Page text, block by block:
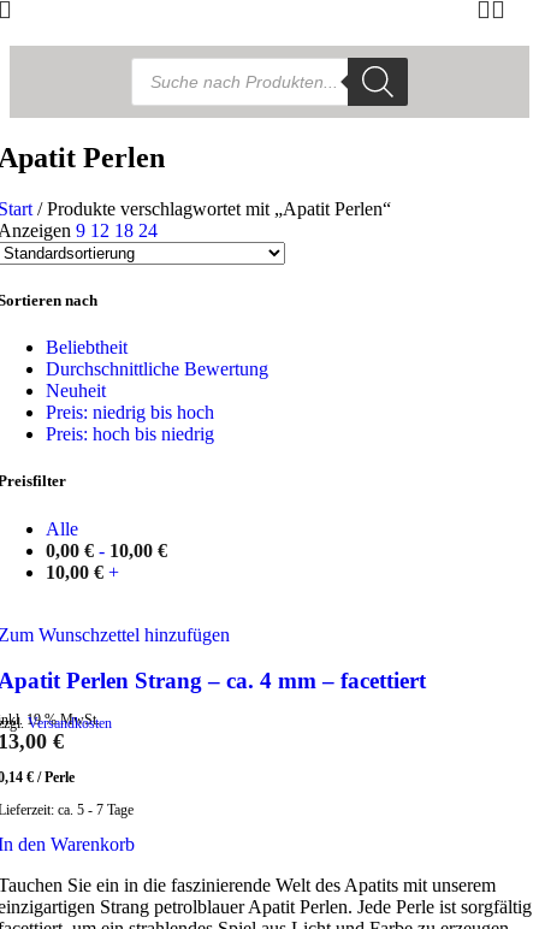
Products
search
Perlen
/ Produkte verschlagwortet mit „Apatit Perlen“
9 12 18 24
nach
Beliebtheit
Durchschnittliche Bewertung
Neuheit
Preis: niedrig bis hoch
Preis: hoch bis niedrig
Alle
0,00 € - 10,00 €
10,00 € +
Wunschzettel hinzufügen
Perlen Strang – ca. 4 mm – facettiert
19 % MwSt.
Versandkosten
€
€ /Perle
ca. 5 - 7 Tage
den Warenkorb
Sie ein in die faszinierende Welt des Apatits mit unserem
Strang petrolblauer Apatit Perlen. Jede Perle ist sorgfältig